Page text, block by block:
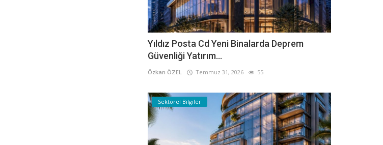
Yıldız Posta Cd Yeni Binalarda Deprem
Güvenliği Yatırım...
Özkan ÖZEL Temmuz 31, 2026 55
Sektörel Bilgiler